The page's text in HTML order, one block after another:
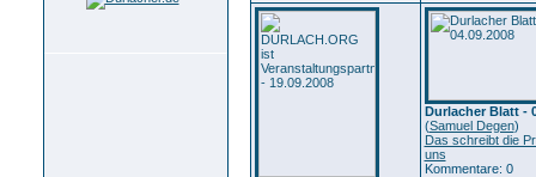
Durlacher Blatt -
(Samuel Degen)
Das schreibt die
uns
Kommentare: 0